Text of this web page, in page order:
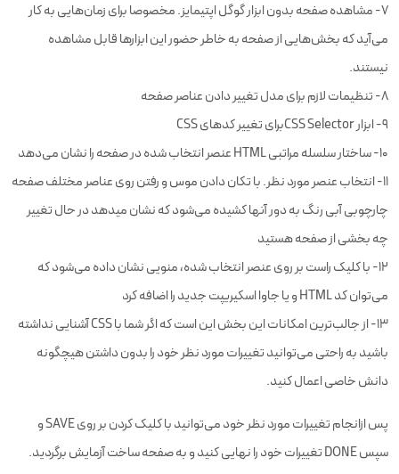
۷- مشاهده صفحه بدون ابزار گوگل اپتیمایز. مخصوصا برای زمان‌هایی به کار
می‌آید که بخش‌هایی از صفحه به خاطر حضور این ابزارها قابل مشاهده
نیستند.
۸- تنظیمات لازم برای مدل تغییر دادن عناصر صفحه
۹- ابزار CSS Selectorبرای تغییر کدهای CSS
۱۰- ساختار سلسله مراتبی HTML عنصر انتخاب شده در صفحه را نشان می‌دهد
۱۱- انتخاب عنصر مورد نظر. با تکان دادن موس و رفتن روی عناصر مختلف صفحه
چارچوبی آبی رنگ به دور آنها کشیده می‌شود که نشان می‍دهد در حال تغییر
چه بخشی از صفحه هستید
۱۲- با کلیک راست بر روی عنصر انتخاب شده، منویی نشان داده می‌شود که
می‌توان کد HTML و یا جاوا اسکیریپت جدید را اضافه کرد
۱۳- از جالب‌ترین امکانات این بخش این است که اگر شما با CSS آشنایی نداشته
باشید به راحتی می‌توانید تغییرات مورد نظر خود را بدون داشتن هیچگونه
دانش خاصی اعمال کنید.
پس ازانجام تغییرات مورد نظر خود می‌توانید با کلیک کردن بر روی SAVE و
سپس DONE تغییرات خود را نهایی کنید و به صفحه ساخت آزمایش برگردید.